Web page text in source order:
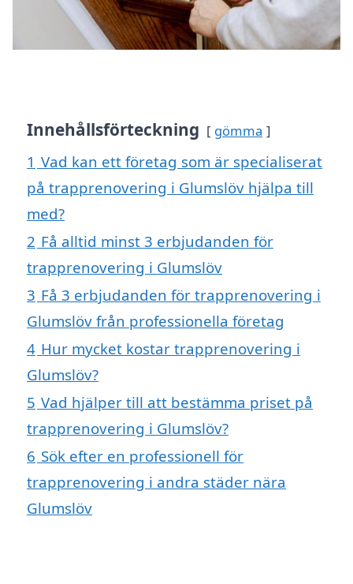
Innehållsförteckning gömma
1 Vad kan ett företag som är specialiserat
på trapprenovering i Glumslöv hjälpa till
med?
2 Få alltid minst 3 erbjudanden för
trapprenovering i Glumslöv
3 Få 3 erbjudanden för trapprenovering i
Glumslöv från professionella företag
4 Hur mycket kostar trapprenovering i
Glumslöv?
5 Vad hjälper till att bestämma priset på
trapprenovering i Glumslöv?
6 Sök efter en professionell för
trapprenovering i andra städer nära
Glumslöv